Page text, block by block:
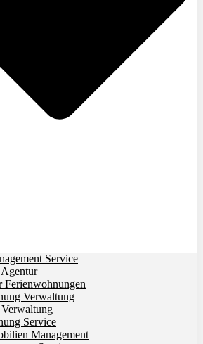
Service
Ferienwohnungen
Verwaltung
Service
Management